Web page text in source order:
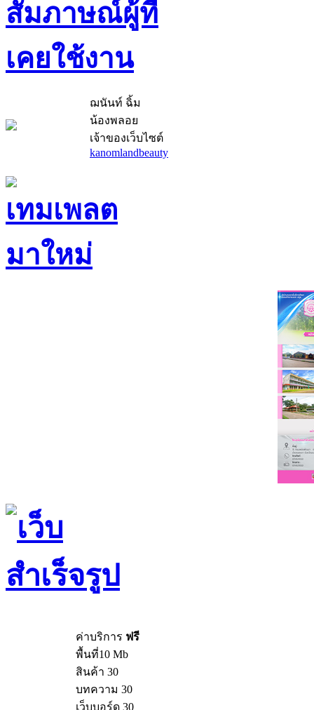
น้องพลอย
เจ้าของเว็บไซต์
kanomlandbeauty
พื้นที่10 Mb
สินค้า 30
บทความ 30
เว็บบอร์ด 30